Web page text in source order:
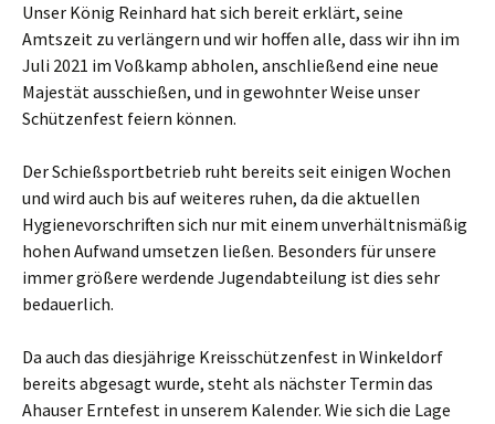
Unser König Reinhard hat sich bereit erklärt, seine
Amtszeit zu verlängern und wir hoffen alle, dass wir ihn im
Juli 2021 im Voßkamp abholen, anschließend eine neue
Majestät ausschießen, und in gewohnter Weise unser
Schützenfest feiern können.
Der Schießsportbetrieb ruht bereits seit einigen Wochen
und wird auch bis auf weiteres ruhen, da die aktuellen
Hygienevorschriften sich nur mit einem unverhältnismäßig
hohen Aufwand umsetzen ließen. Besonders für unsere
immer größere werdende Jugendabteilung ist dies sehr
bedauerlich.
Da auch das diesjährige Kreisschützenfest in Winkeldorf
bereits abgesagt wurde, steht als nächster Termin das
Ahauser Erntefest in unserem Kalender. Wie sich die Lage